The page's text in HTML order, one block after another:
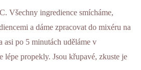
Všechny ingredience smícháme,
a dáme zpracovat do mixéru na
asi po 5 minutách uděláme v
lépe propekly. Jsou křupavé, zkuste je